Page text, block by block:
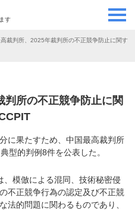
す
裁判所、2025年裁判所の不正競争防止に関す
判所の不正競争防止に関
に果たすため、中国最高裁判所
型的判例8件を公表した。
模倣による混同、技術秘密侵
不正競争行為の認定及び不正競
法的問題に関わるものであり、